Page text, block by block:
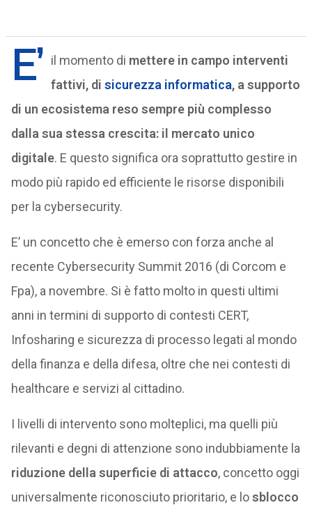
E’ il momento di mettere in campo interventi
fattivi, di sicurezza informatica, a supporto
di un ecosistema reso sempre più complesso
dalla sua stessa crescita: il mercato unico
digitale. E questo significa ora soprattutto gestire in
modo più rapido ed efficiente le risorse disponibili
per la cybersecurity.
E’ un concetto che è emerso con forza anche al
recente Cybersecurity Summit 2016 (di Corcom e
Fpa), a novembre. Si è fatto molto in questi ultimi
anni in termini di supporto di contesti CERT,
Infosharing e sicurezza di processo legati al mondo
della finanza e della difesa, oltre che nei contesti di
healthcare e servizi al cittadino.
I livelli di intervento sono molteplici, ma quelli più
rilevanti e degni di attenzione sono indubbiamente la
riduzione della superficie di attacco, concetto oggi
universalmente riconosciuto prioritario, e losblocco